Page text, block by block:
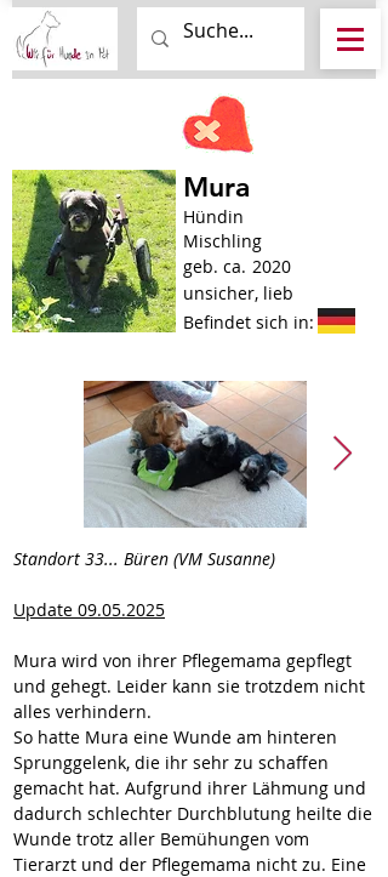
Mura
Hündin
Mischling
geb. ca. 2020
unsicher, lieb
Befindet sich in:
Standort 33... Büren (VM Susanne)
Update 09.05.2025
Mura wird von ihrer Pflegemama gepflegt
und gehegt. Leider kann sie trotzdem nicht
alles verhindern.
So hatte Mura eine Wunde am hinteren
Sprunggelenk, die ihr sehr zu schaffen
gemacht hat. Aufgrund ihrer Lähmung und
dadurch schlechter Durchblutung heilte die
Wunde trotz aller Bemühungen vom
Tierarzt und der Pflegemama nicht zu. Eine